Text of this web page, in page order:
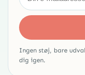
Ingen støj, bare
dig igen.